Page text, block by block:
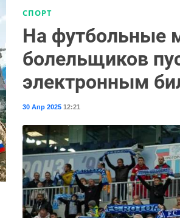
СПОРТ
На футбольные
болельщиков
электронным
30 Апр 2025 12:21